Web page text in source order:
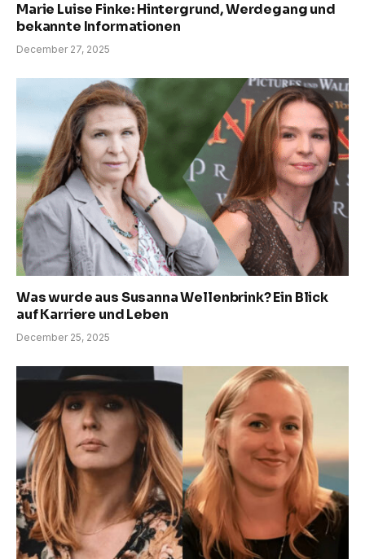
Marie Luise Finke: Hintergrund, Werdegang und
bekannte Informationen
December 27, 2025
Was wurde aus Susanna Wellenbrink? Ein Blick
auf Karriere und Leben
December 25, 2025